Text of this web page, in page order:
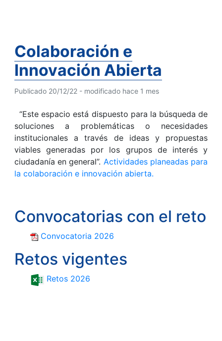
Colaboración e
Innovación Abierta
Publicado 20/12/22 - modificado hace 1 mes
“Este espacio está dispuesto para la búsqueda de
soluciones a problemáticas o necesidades
institucionales a través de ideas y propuestas
viables generadas por los grupos de interés y
ciudadanía en general”. Actividades planeadas para
la colaboración e innovación abierta.
Convocatorias con el reto
Convocatoria 2026
Retos vigentes
Retos 2026